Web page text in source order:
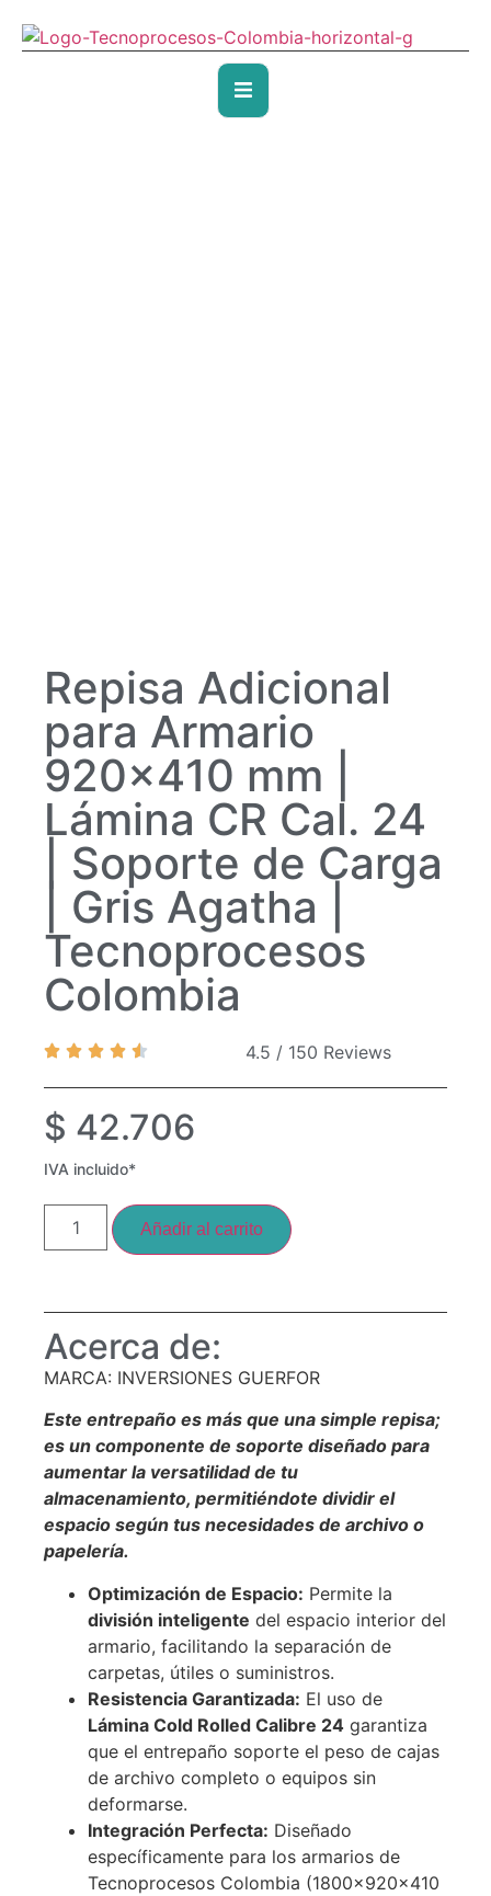
Repisa Adicional
para Armario
920×410 mm |
Lámina CR Cal. 24
| Soporte de Carga
| Gris Agatha |
Tecnoprocesos
Colombia
4.5 / 150 Reviews
$ 42.706
IVA incluido*
Añadir al carrito
Acerca de:
MARCA: INVERSIONES GUERFOR
Este entrepaño es más que una simple repisa;
es un componente de soporte diseñado para
aumentar la versatilidad de tu
almacenamiento, permitiéndote dividir el
espacio según tus necesidades de archivo o
papelería.
Optimización de Espacio: Permite la
división inteligente del espacio interior del
armario, facilitando la separación de
carpetas, útiles o suministros.
Resistencia Garantizada: El uso de
Lámina Cold Rolled Calibre 24 garantiza
que el entrepaño soporte el peso de cajas
de archivo completo o equipos sin
deformarse.
Integración Perfecta: Diseñado
específicamente para los armarios de
Tecnoprocesos Colombia (1800x920x410